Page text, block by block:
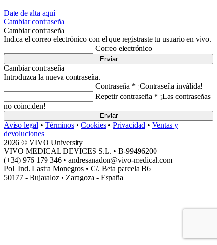
Date de alta aquí
Cambiar contraseña
Cambiar contraseña
Indica el correo electrónico con el que registraste tu usuario en vivo.
Correo electrónico
Enviar
Cambiar contraseña
Introduzca la nueva contraseña.
Contraseña * ¡Contraseña inválida!
Repetir contraseña * ¡Las contraseñas
no coinciden!
Enviar
Aviso legal • Términos • Cookies • Privacidad • Ventas y
devoluciones
2026 © VIVO University
VIVO MEDICAL DEVICES S.L. • B-99496200
(+34) 976 179 346 • andresanadon@vivo-medical.com
Pol. Ind. Lastra Monegros • C/. Beta parcela B6
50177 - Bujaraloz • Zaragoza - España